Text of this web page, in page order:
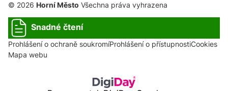
© 2026 Horní Město Všechna práva vyhrazena
Snadné čtení
Prohlášení o ochraně soukromíProhlášení o přístupnostiCookies
Mapa webu